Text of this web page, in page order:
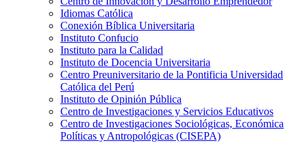
Idiomas Católica
Conexión Bíblica Universitaria
Instituto Confucio
Instituto para la Calidad
Instituto de Docencia Universitaria
Centro Preuniversitario de la Pontificia Universidad
Católica del Perú
Instituto de Opinión Pública
Centro de Investigaciones y Servicios Educativos
Centro de Investigaciones Sociológicas, Económica
Políticas y Antropológicas (CISEPA)